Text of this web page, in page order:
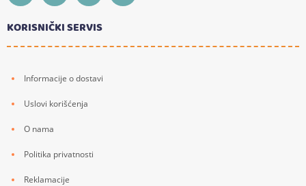
KORISNIČKI SERVIS
Informacije o dostavi
Uslovi korišćenja
O nama
Politika privatnosti
Reklamacije